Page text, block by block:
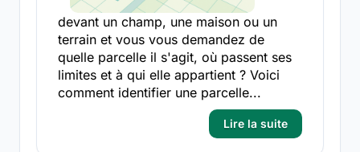
devant un champ, une maison ou un
terrain et vous vous demandez de
quelle parcelle il s'agit, où passent ses
limites et à qui elle appartient ? Voici
comment identifier une parcelle...
Lire la suite